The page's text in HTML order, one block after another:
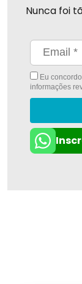
Nunca foi
Eu
informações